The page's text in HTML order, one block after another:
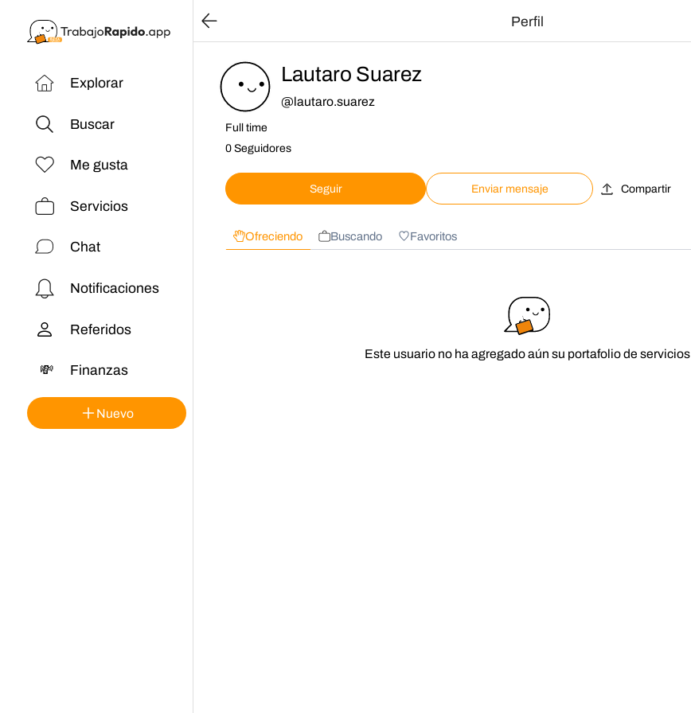
Explorar
Buscar
Me gusta
Servicios
Chat
Notificaciones
Referidos
💸 Finanzas
Nuevo
Perfil
Lautaro Suarez
@lautaro.suarez
Full time
0 Seguidores
Seguir Enviar mensaje Compartir
Ofreciendo Buscando Favoritos
Este usuario no ha agregado aún su portafolio de servicios